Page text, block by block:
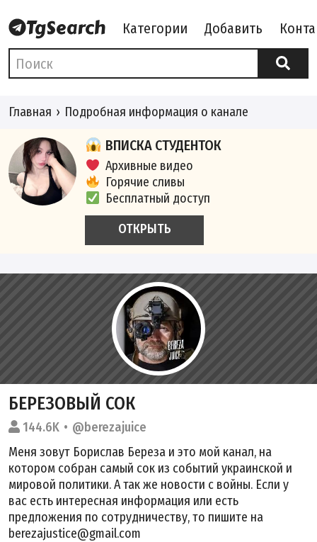
Категории Добавить
Главная Подробная информация о канале
ВПИСКА СТУДЕНТОК
Архивные видео
Горячие сливы
Бесплатный доступ
ОТКРЫТЬ
БЕРЕЗОВЫЙ СОК
144.6K
@berezajuice
Меня зовут Борислав Береза и это мой канал, на
котором собран самый сок из событий украинской и
мировой политики. А так же новости с войны. Если у
вас есть интересная информация или есть
предложения по сотрудничеству, то пишите на
berezajustice@gmail.com